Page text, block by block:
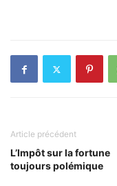
Article précédent
L’Impôt sur la fortune
toujours polémique